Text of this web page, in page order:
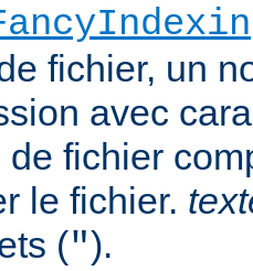
fichier, un
avec
de fichier
le fichier.
(").